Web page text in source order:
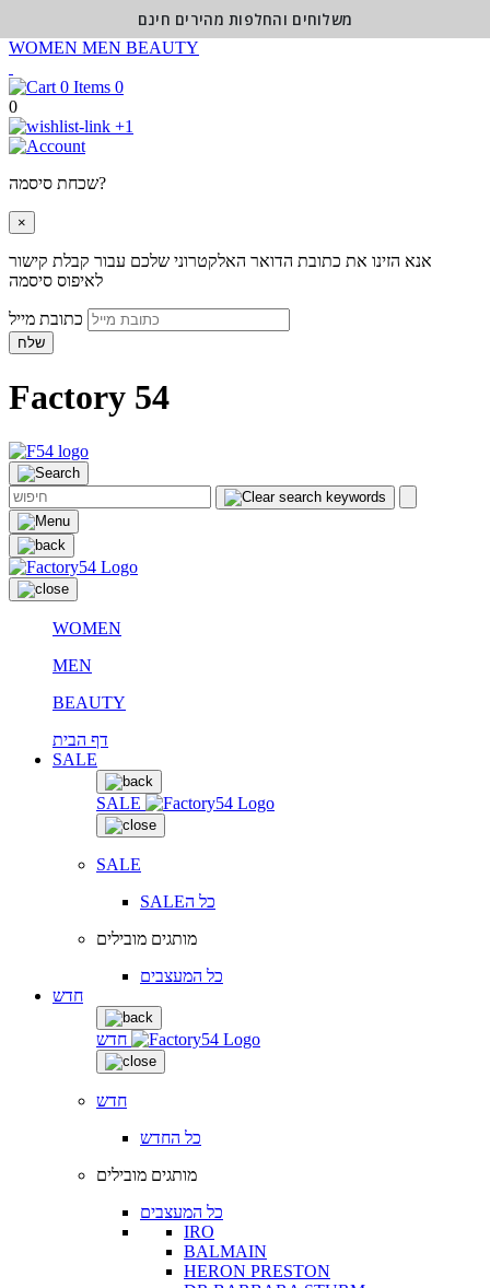
WOMEN MEN BEAUTY
0
0
+1
שכחת סיסמה?
×
אנא הזינו את כתובת הדואר האלקטרוני שלכם עבור קבלת קישור
לאיפוס סיסמה
שלח
Factory 54
WOMEN
MEN
BEAUTY
דף הבית
SALE
SALE
SALE
SALEכל ה
מותגים מובילים
כל המעצבים
חדש
חדש
חדש
כל החדש
מותגים מובילים
כל המעצבים
IRO
BALMAIN
HERON PRESTON
משלוחים והחלפות מהירים חינם